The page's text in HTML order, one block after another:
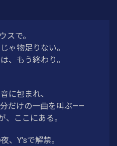
スで。
ゃ物足りない。
、もう終わり。
に包まれ、
だけの一曲を叫ぶ——
、ここにある。
、Y'sで解禁。